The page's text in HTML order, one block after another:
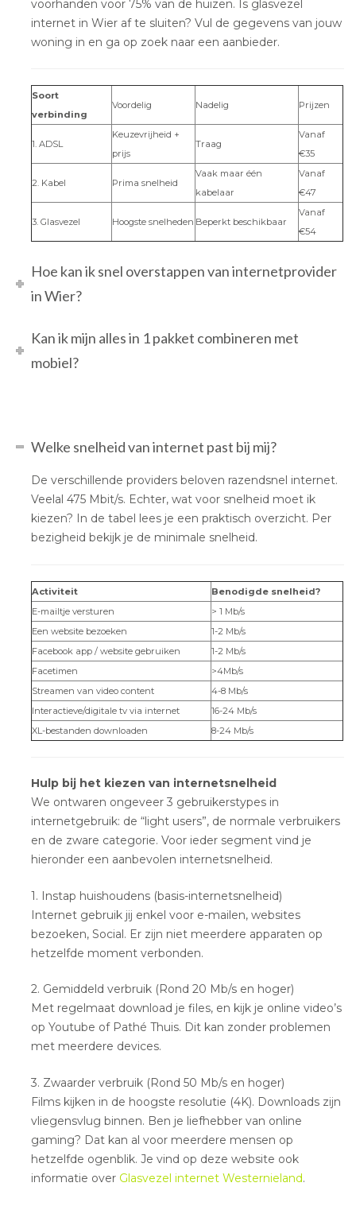
voorhanden voor 75% van de huizen. Is glasvezel
internet in Wier af te sluiten? Vul de gegevens van jouw
woning in en ga op zoek naar een aanbieder.
Soort
verbinding
Voordelig Nadelig Prijzen
1. ADSL
Keuzevrijheid +
prijs
Traag
Vanaf
€35
2. Kabel Prima snelheid
Vaak maar één
kabelaar
Vanaf
€47
3. Glasvezel Hoogste snelheden Beperkt beschikbaar
Vanaf
€54
Hoe kan ik snel overstappen van internetprovider
in Wier?
Kan ik mijn alles in 1 pakket combineren met
mobiel?
Welke snelheid van internet past bij mij?
De verschillende providers beloven razendsnel internet.
Veelal 475 Mbit/s. Echter, wat voor snelheid moet ik
kiezen? In de tabel lees je een praktisch overzicht. Per
bezigheid bekijk je de minimale snelheid.
Activiteit
Benodigde snelheid?
E-mailtje versturen
> 1 Mb/s
Een website bezoeken
1-2 Mb/s
Facebook app / website gebruiken
1-2 Mb/s
Facetimen
>4Mb/s
Streamen van video content
4-8 Mb/s
Interactieve/digitale tv via internet
16-24 Mb/s
XL-bestanden downloaden
8-24 Mb/s
Hulp bij het kiezen van internetsnelheid
We ontwaren ongeveer 3 gebruikerstypes in
internetgebruik: de “light users”, de normale verbruikers
en de zware categorie. Voor ieder segment vind je
hieronder een aanbevolen internetsnelheid.
1. Instap huishoudens (basis-internetsnelheid)
Internet gebruik jij enkel voor e-mailen, websites
bezoeken, Social. Er zijn niet meerdere apparaten op
hetzelfde moment verbonden.
2. Gemiddeld verbruik (Rond 20 Mb/s en hoger)
Met regelmaat download je files, en kijk je online video’s
op Youtube of Pathé Thuis. Dit kan zonder problemen
met meerdere devices.
3. Zwaarder verbruik (Rond 50 Mb/s en hoger)
Films kijken in de hoogste resolutie (4K). Downloads zijn
vliegensvlug binnen. Ben je liefhebber van online
gaming? Dat kan al voor meerdere mensen op
hetzelfde ogenblik. Je vind op deze website ook
informatie over Glasvezel internet Westernieland.